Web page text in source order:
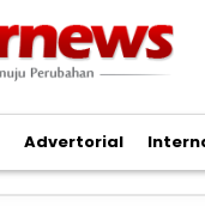
Advertorial